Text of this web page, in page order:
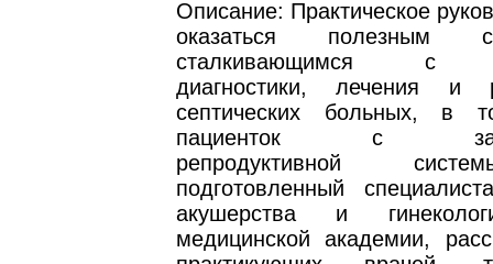
Описание: Практическое
оказаться полезным
сталкивающимся с
диагностики, лечения и
септических больных, в
пациенток с
репродуктивной
подготовленный
акушерства и
медицинской академии,